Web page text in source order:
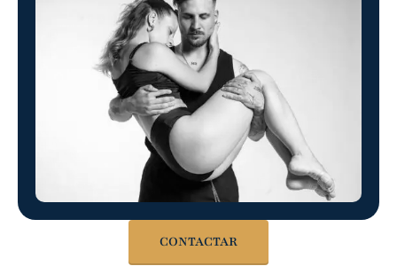
CONTACTAR